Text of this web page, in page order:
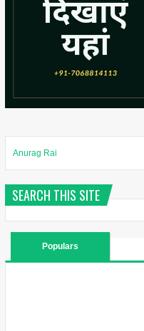
Anurag Rai
SEARCH THIS SITE
Populars